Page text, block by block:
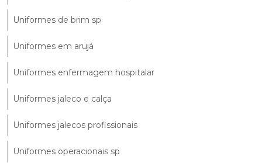
Uniformes de brim sp
Uniformes em arujá
Uniformes enfermagem hospitalar
Uniformes jaleco e calça
Uniformes jalecos profissionais
Uniformes operacionais sp